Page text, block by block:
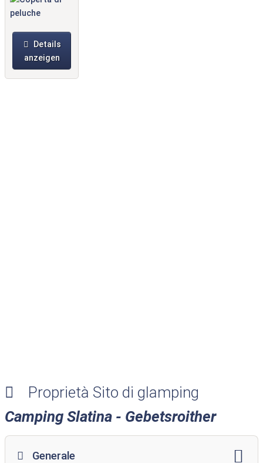
Cam
Slati
Details
anzeigen
Proprietà Sito di glamping
Camping Slatina - Gebetsroither
Generale